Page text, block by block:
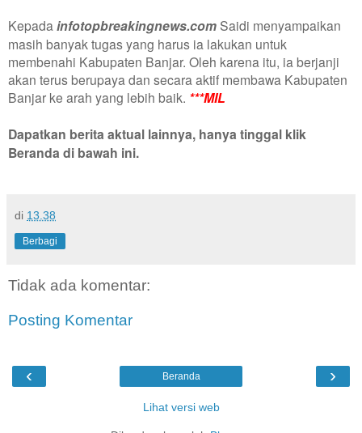
Kepadainfotopbreakingnews.comSaidi menyampaikan
masih banyak tugas yang harus ia lakukan untuk
membenahi Kabupaten Banjar. Oleh karena itu, ia berjanji
akan terus berupaya dan secara aktif membawa Kabupaten
Banjar ke arah yang lebih baik. ***MIL
Dapatkan berita aktual lainnya, hanya tinggal klik
Beranda di bawah ini.
di 13.38
Berbagi
Tidak ada komentar:
Posting Komentar
‹ ›
Beranda
Lihat versi web